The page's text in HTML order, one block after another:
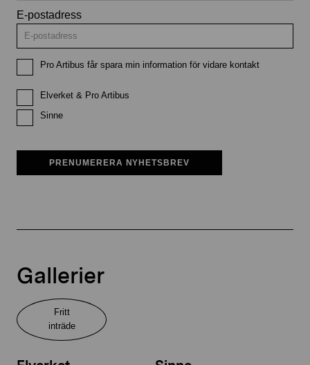
E-postadress
Pro Artibus får spara min information för vidare kontakt
Elverket & Pro Artibus
Sinne
PRENUMERERA NYHETSBREV
Gallerier
Fritt
inträde